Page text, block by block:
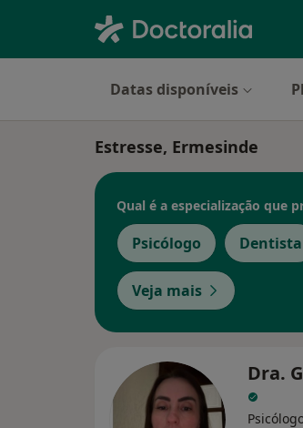
Datas disponíveis
Estresse, Ermesinde
Qual é a especialização que
Psicólogo Dentista
Veja mais
Dra.